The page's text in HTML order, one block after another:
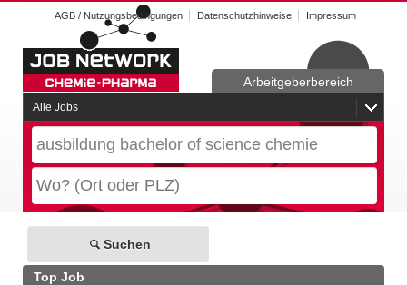
AGB / Nutzungsbedingungen Datenschutzhinweise Impressum
Alle Jobs
Arbeitgeberbereich
Suchen
Top Job